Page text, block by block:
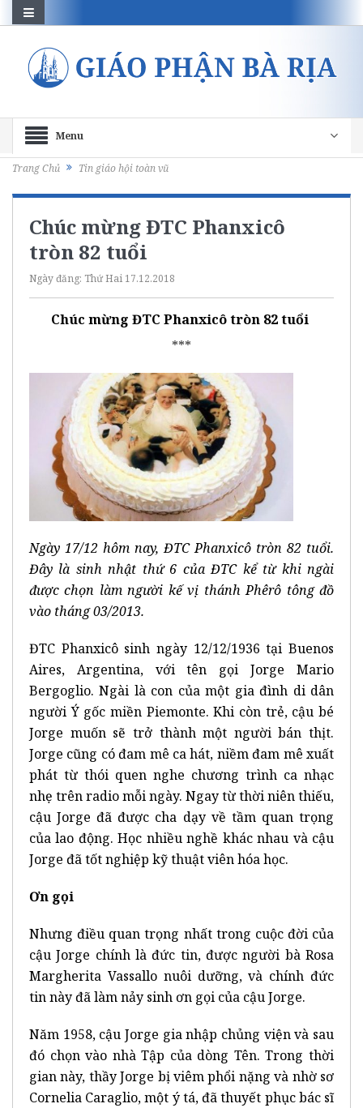
Menu
Trang Chủ Tin giáo hội toàn vũ
Chúc mừng ĐTC Phanxicô
tròn 82 tuổi
Ngày đăng: Thứ Hai 17.12.2018
Chúc mừng ĐTC Phanxicô tròn 82 tuổi
***
Ngày 17/12 hôm nay, ĐTC Phanxicô tròn 82 tuổi.
Đây là sinh nhật thứ 6 của ĐTC kể từ khi ngài
được chọn làm người kế vị thánh Phêrô tông đồ
vào tháng 03/2013.
ĐTC Phanxicô sinh ngày 12/12/1936 tại Buenos
Aires, Argentina, với tên gọi Jorge Mario
Bergoglio. Ngài là con của một gia đình di dân
người Ý gốc miền Piemonte. Khi còn trẻ, cậu bé
Jorge muốn sẽ trở thành một người bán thịt.
Jorge cũng có đam mê ca hát, niềm đam mê xuất
phát từ thói quen nghe chương trình ca nhạc
nhẹ trên radio mỗi ngày. Ngay từ thời niên thiếu,
cậu Jorge đã được cha dạy về tầm quan trọng
của lao động. Học nhiều nghề khác nhau và cậu
Jorge đã tốt nghiệp kỹ thuật viên hóa học.
Ơn gọi
Nhưng điều quan trọng nhất trong cuộc đời của
cậu Jorge chính là đức tin, được người bà Rosa
Margherita Vassallo nuôi dưỡng, và chính đức
tin này đã làm nảy sinh ơn gọi của cậu Jorge.
Năm 1958, cậu Jorge gia nhập chủng viện và sau
đó chọn vào nhà Tập của dòng Tên. Trong thời
gian này, thầy Jorge bị viêm phổi nặng và nhờ sơ
Cornelia Caraglio, một ý tá, đã thuyết phục bác sĩ